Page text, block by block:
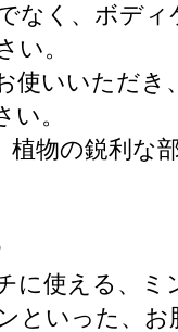
なく、ボデ
い。
使いいただ
。
物の鋭利な
に使える、
といった、お